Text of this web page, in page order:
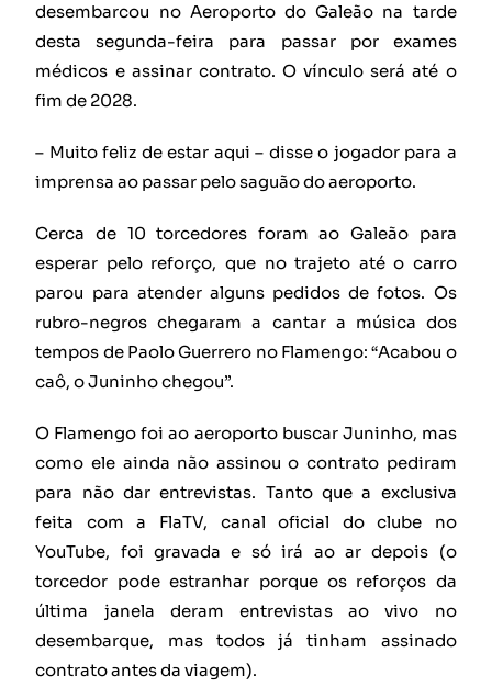
desembarcou no Aeroporto do Galeão na tarde
desta segunda-feira para passar por exames
médicos e assinar contrato. O vínculo será até o
fim de 2028.
– Muito feliz de estar aqui – disse o jogador para a
imprensa ao passar pelo saguão do aeroporto.
Cerca de 10 torcedores foram ao Galeão para
esperar pelo reforço, que no trajeto até o carro
parou para atender alguns pedidos de fotos. Os
rubro-negros chegaram a cantar a música dos
tempos de Paolo Guerrero no Flamengo: “Acabou o
caô, o Juninho chegou”.
O Flamengo foi ao aeroporto buscar Juninho, mas
como ele ainda não assinou o contrato pediram
para não dar entrevistas. Tanto que a exclusiva
feita com a FlaTV, canal oficial do clube no
YouTube, foi gravada e só irá ao ar depois (o
torcedor pode estranhar porque os reforços da
última janela deram entrevistas ao vivo no
desembarque, mas todos já tinham assinado
contrato antes da viagem).